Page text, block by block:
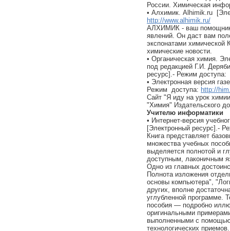
России. Химическая
• Алхимик. Alhimik.ru
http://www.alhimik.ru/
АЛХИМИК - ваш
явлений. Он даст вам
экспонатами химической
химические новости.
• Органическая химия.
под редакцией Г.И.
ресурс].- Режим доступа:
• Электронная версия
Режим доступа: http://
Сайт "Я иду на урок
"Химия" Издательского
Учителю информатики
• Интернет-версия
[Электронный ресурс].-
Книга представляет
множества учебных
выделяется полнотой и
доступным, лаконичным
Одно из главных
Полнота изложения
основы компьютера",
других, вполне
углубленной программе.
пособия — подробно
оригинальными
выполненными с
технологических приемов.